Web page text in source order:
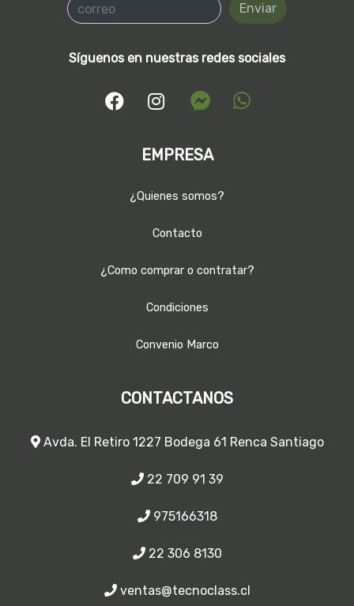
Enviar
Síguenos en nuestras redes sociales
EMPRESA
¿Quienes somos?
Contacto
¿Como comprar o contratar?
Condiciones
Convenio Marco
CONTACTANOS
Avda. El Retiro 1227 Bodega 61 Renca Santiago
22 709 91 39
975166318
22 306 8130
ventas@tecnoclass.cl